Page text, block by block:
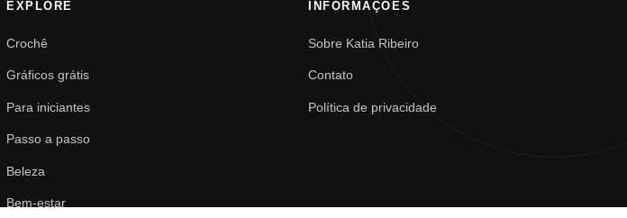
EXPLORE
Crochê
Gráficos grátis
Para iniciantes
Passo a passo
Beleza
Bem-estar
INFORMAÇÕES
Sobre Katia Ribeiro
Contato
Política de privacidade